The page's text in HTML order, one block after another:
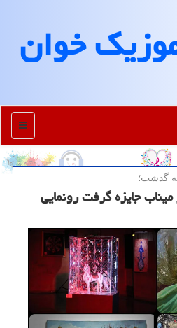
خوان
منو
گذشت؛
جایزه گرفت رونمایی